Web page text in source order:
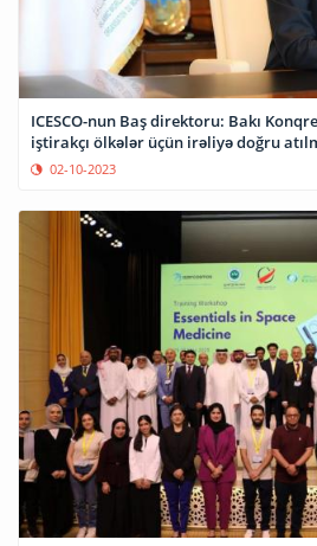
ICESCO-nun Baş direktoru: Bakı
iştirakçı ölkələr üçün irəliyə doğru
02-10-2023